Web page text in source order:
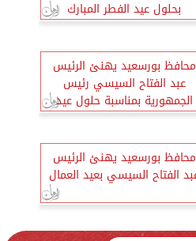
بحلول عيد الفطر المبارك
محافظ بورسعيد يهنئ الرئيس
عبد الفتاح السيسي رئيس
الجمهورية بمناسبة حلول عيد
الفطر المبارك
محافظ بورسعيد يهنئ الرئيس
الفتاح السيسي بعيد العمال